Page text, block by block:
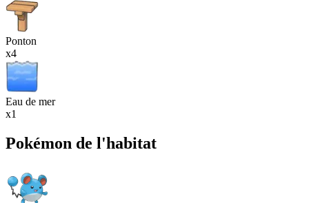
Ponton
x4
Eau de mer
x1
Pokémon de l'habitat